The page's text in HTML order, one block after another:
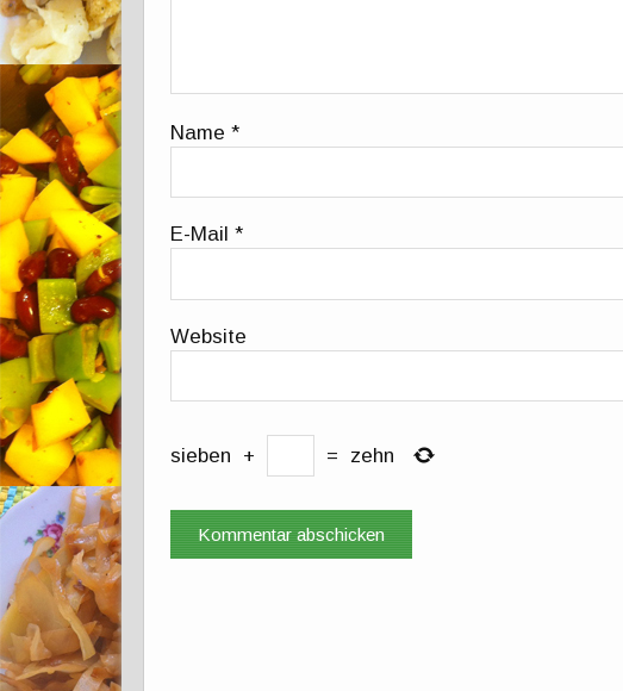
Name*
E-Mail*
Website
sieben + = zehn